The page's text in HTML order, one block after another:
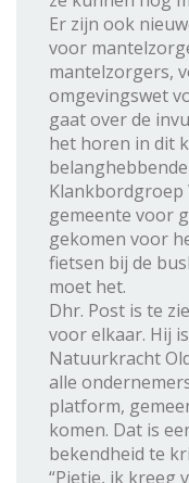
Er zijn ook
voor
mantelzorgers,
omgevingswet
gaat over de
het horen in dit
Klankbordgroep
gemeente voor
gekomen voor
fietsen bij de
moet het.
Dhr. Post is te
voor elkaar. Hij
Natuurkracht
alle
platform,
komen. Dat is
bekendheid te
“Pietje, ik kreeg